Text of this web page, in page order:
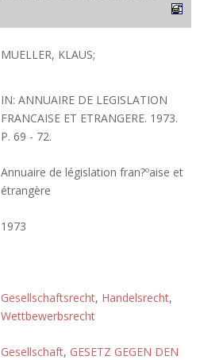
MUELLER, KLAUS;
IN: ANNUAIRE DE LEGISLATION
FRANCAISE ET ETRANGERE. 1973.
P. 69 - 72.
Annuaire de législation fran?ºaise et
étrangère
1973
Gesellschaftsrecht, Handelsrecht,
Wettbewerbsrecht
Gesellschaft, GESETZ GEGEN DEN